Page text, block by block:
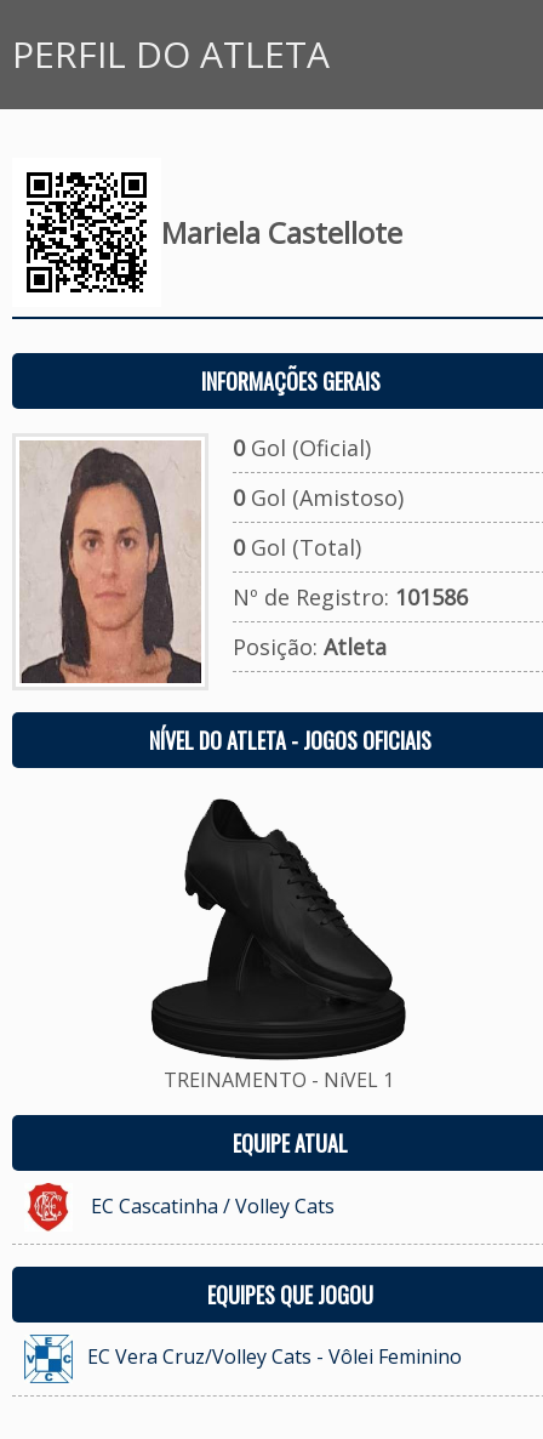
PERFIL DO ATLETA
Mariela Castellote
INFORMAÇÕES GERAIS
0Gol (Oficial)
0Gol (Amistoso)
0Gol (Total)
Nº de Registro: 101586
Posição: Atleta
NÍVEL DO ATLETA - JOGOS OFICIAIS
TREINAMENTO - NíVEL 1
EQUIPE ATUAL
EC Cascatinha / Volley Cats
EQUIPES QUE JOGOU
EC Vera Cruz/Volley Cats - Vôlei Feminino